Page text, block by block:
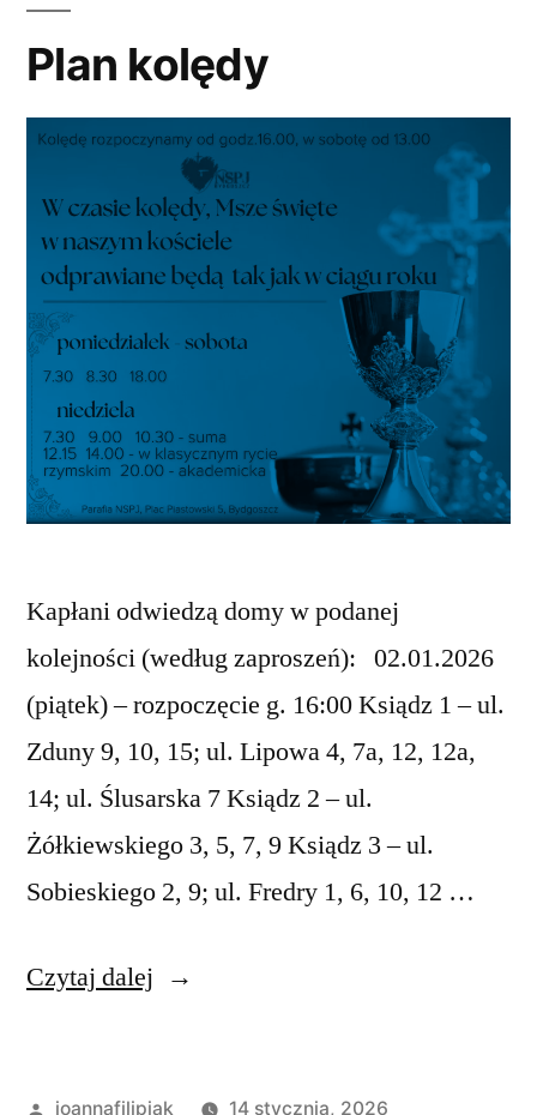
Plan kolędy
Kapłani odwiedzą domy w podanej
kolejności (według zaproszeń): 02.01.2026
(piątek) – rozpoczęcie g. 16:00 Ksiądz 1 – ul.
Zduny 9, 10, 15; ul. Lipowa 4, 7a, 12, 12a,
14; ul. Ślusarska 7 Ksiądz 2 – ul.
Żółkiewskiego 3, 5, 7, 9 Ksiądz 3 – ul.
Sobieskiego 2, 9; ul. Fredry 1, 6, 10, 12 …
Czytaj dalej „Plan
Opublikowane
joannafilipiak 14 stycznia, 2026